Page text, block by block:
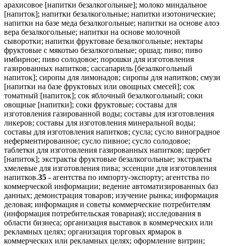
арахисовое [напитки безалкогольные]; молоко миндальное
[напиток]; напитки безалкогольные; напитки изотонические;
напитки на базе меда безалкогольные; напитки на основе алоэ
вера безалкогольные; напитки на основе молочной
сыворотки; напитки фруктовые безалкогольные; нектары
фруктовые с мякотью безалкогольные; оршад; пиво; пиво
имбирное; пиво солодовое; порошки для изготовления
газированных напитков; сассапариль [безалкогольный
напиток]; сиропы для лимонадов; сиропы для напитков; смузи
[напитки на базе фруктовых или овощных смесей]; сок
томатный [напиток]; сок яблочный безалкогольный; соки
овощные [напитки]; соки фруктовые; составы для
изготовления газированной воды; составы для изготовления
ликеров; составы для изготовления минеральной воды;
составы для изготовления напитков; сусла; сусло виноградное
неферментированное; сусло пивное; сусло солодовое;
таблетки для изготовления газированных напитков; щербет
[напиток]; экстракты фруктовые безалкогольные; экстракты
хмелевые для изготовления пива; эссенции для изготовления
напитков.35 - агентства по импорту-экспорту; агентства по
коммерческой информации; ведение автоматизированных баз
данных; демонстрация товаров; изучение рынка; информация
деловая; информация и советы коммерческие потребителям
(информация потребительская товарная); исследования в
области бизнеса; организация выставок в коммерческих или
рекламных целях; организация торговых ярмарок в
коммерческих или рекламных целях; оформление витрин;